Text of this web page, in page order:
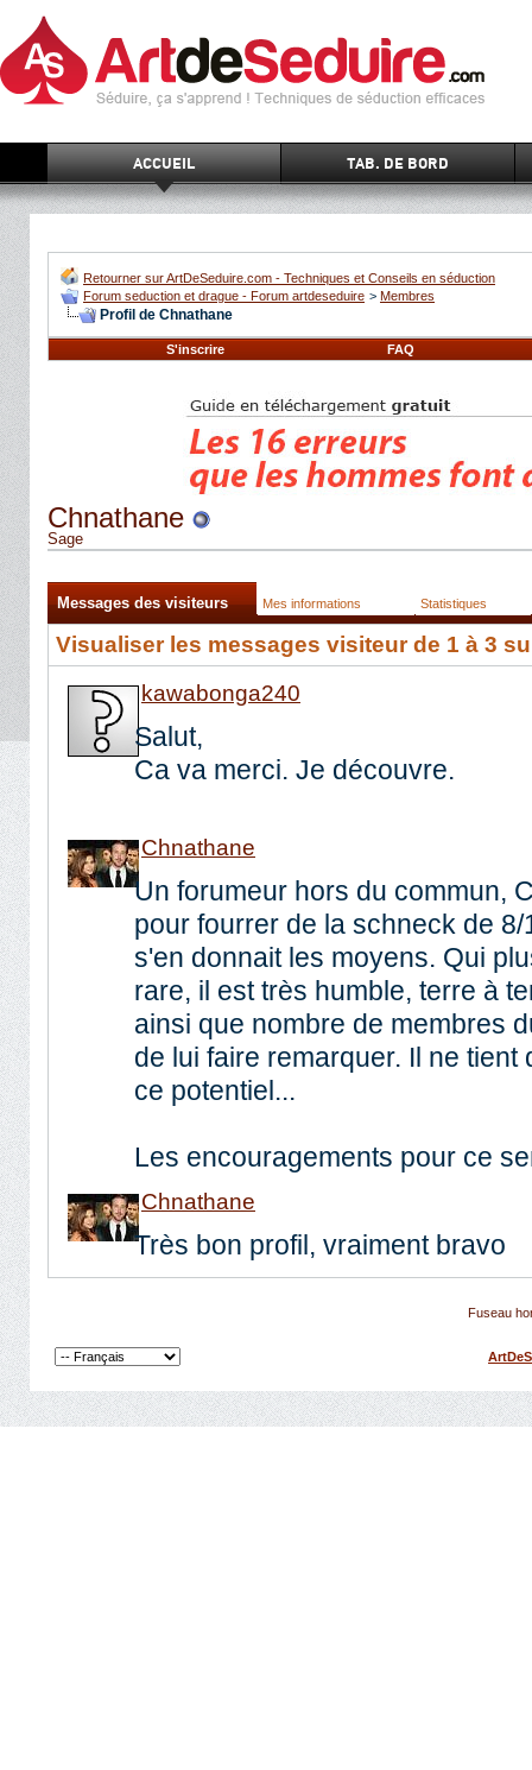
ACCUEIL TAB. DE BORD
Retourner sur ArtDeSeduire.com - Techniques et Conseils en séduction
Forum seduction et drague - Forum artdeseduire > Membres
Profil de Chnathane
S'inscrire FAQ
Chnathane
Sage
Messages des visiteurs Mes informations Statistiques
Visualiser les messages visiteur de 1 à 3
kawabonga240
Salut,
Ca va merci. Je découvre.
Chnathane
Un forumeur hors du commun,
pour fourrer de la schneck de
s'en donnait les moyens. Qui
rare, il est très humble, terre à
ainsi que nombre de membres
de lui faire remarquer. Il ne
ce potentiel...
Les encouragements pour ce
Chnathane
Très bon profil, vraiment bravo
Fuseau